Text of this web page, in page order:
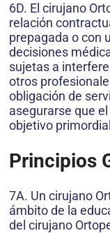
6D. El cirujano
relación
prepagada o con
decisiones
sujetas a
otros
obligación de
asegurarse que
objetivo
Principios
7A. Un cirujano
ámbito de la
del cirujano